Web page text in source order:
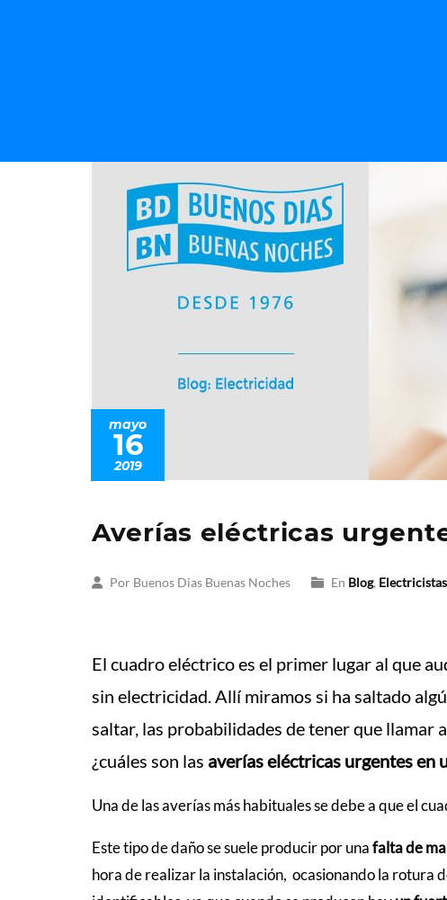
mayo
16
2019
Averías eléctricas
Por Buenos Dias Buenas Noches En Blog, Electricistas
El cuadro eléctrico es el primer lugar al que
sin electricidad. Allí miramos si ha saltado
saltar, las probabilidades de tener que llamar
¿cuáles son las averías eléctricas urgentes en
Una de las averías más habituales se debe a que el
Este tipo de daño se suele producir por unafalta de
hora de realizar la instalación, ocasionando la rotura